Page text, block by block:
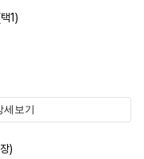
1)
세보기
)